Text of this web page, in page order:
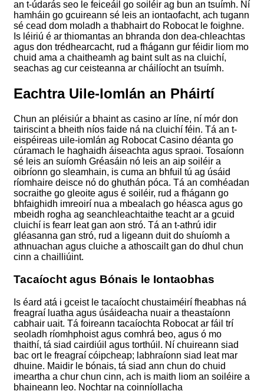
an t-údarás seo le feiceáil go soiléir ag bun an tsuímh. Ní
hamháin go gcuireann sé leis an iontaofacht, ach tugann
sé cead dom moladh a thabhairt do Robocat le foighne.
Is léiriú é ar thiomantas an bhranda don dea-chleachtas
agus don trédhearcacht, rud a fhágann gur féidir liom mo
chuid ama a chaitheamh ag baint sult as na cluichí,
seachas ag cur ceisteanna ar cháilíocht an tsuímh.
Eachtra Uile-Iomlán an Pháirtí
Chun an pléisiúr a bhaint as casino ar líne, ní mór don
tairiscint a bheith níos faide ná na cluichí féin. Tá an t-
eispéireas uile-iomlán ag Robocat Casino déanta go
cúramach le haghaidh áiseachta agus spraoi. Tosaíonn
sé leis an suíomh Gréasáin nó leis an aip soiléir a
oibríonn go sleamhain, is cuma an bhfuil tú ag úsáid
ríomhaire deisce nó do ghuthán póca. Tá an comhéadan
socraithe go gleoite agus é soiléir, rud a fhágann go
bhfaighidh imreoirí nua a mbealach go héasca agus go
mbeidh rogha ag seanchleachtaithe teacht ar a gcuid
cluichí is fearr leat gan aon stró. Tá an t-athrú idir
gléasanna gan stró, rud a ligeann duit do shuíomh a
athnuachan agus cluiche a athoscailt gan do dhul chun
cinn a chailliúint.
Tacaíocht agus Bónais le Iontaobhas
Is éard atá i gceist le tacaíocht chustaiméirí fheabhas ná
freagraí luatha agus úsáideacha nuair a theastaíonn
cabhair uait. Tá foireann tacaíochta Robocat ar fáil trí
seoladh ríomhphoist agus comhrá beo, agus ó mo
thaithí, tá siad cairdiúil agus torthúil. Ní chuireann siad
bac ort le freagraí cóipcheap; labhraíonn siad leat mar
dhuine. Maidir le bónais, tá siad ann chun do chuid
imeartha a chur chun cinn, ach is maith liom an soiléire a
bhaineann leo. Nochtar na coinníollacha